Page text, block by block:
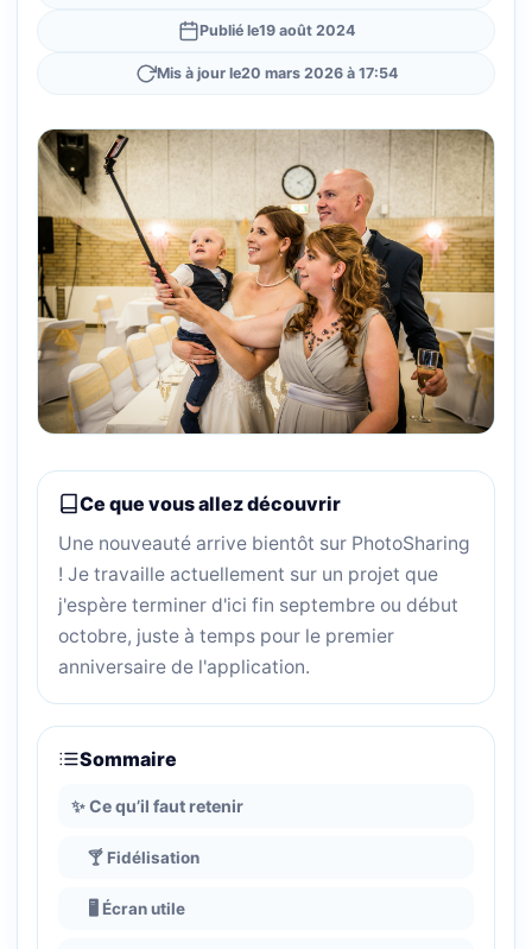
Publié le19 août 2024
Mis à jour le20 mars 2026 à 17:54
Ce que vous allez découvrir
Une nouveauté arrive bientôt sur PhotoSharing
! Je travaille actuellement sur un projet que
j'espère terminer d'ici fin septembre ou début
octobre, juste à temps pour le premier
anniversaire de l'application.
Sommaire
✨ Ce qu’il faut retenir
🍸 Fidélisation
🖥️ Écran utile